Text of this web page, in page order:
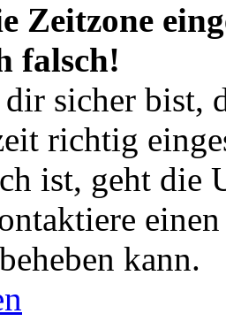
Zeitzone
falsch!
sicher bist,
richtig
ist, geht die
kann.